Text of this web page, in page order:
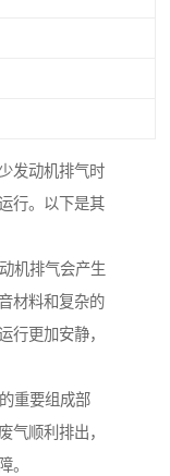
发动机排气时
行。以下是其
机排气会产生
材料和复杂的
行更加安静，
重要组成部
气顺利排出，
。